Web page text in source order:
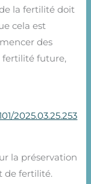
la fertilité doit
cela est
des
fertilité future,
2025.03.25.253
la préservation
de fertilité.